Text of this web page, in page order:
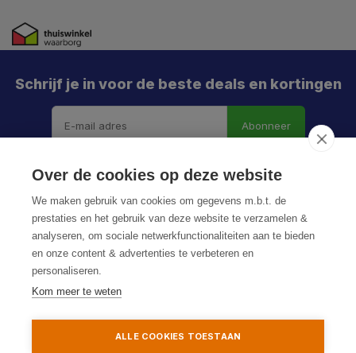
Schrijf je in voor de beste deals en kortingen
Abonneer
Privacy Policy
Over de cookies op deze website
We maken gebruik van cookies om gegevens m.b.t. de
prestaties en het gebruik van deze website te verzamelen &
analyseren, om sociale netwerkfunctionaliteiten aan te bieden
en onze content & advertenties te verbeteren en
personaliseren.
Kom meer te weten
ALLE COOKIES TOESTAAN